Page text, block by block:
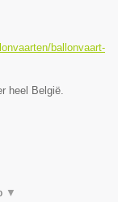
ballonvaart-
heel België.
▼